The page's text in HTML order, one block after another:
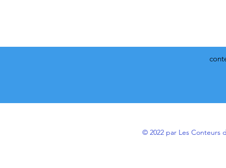
© 2022 par Les Conteurs